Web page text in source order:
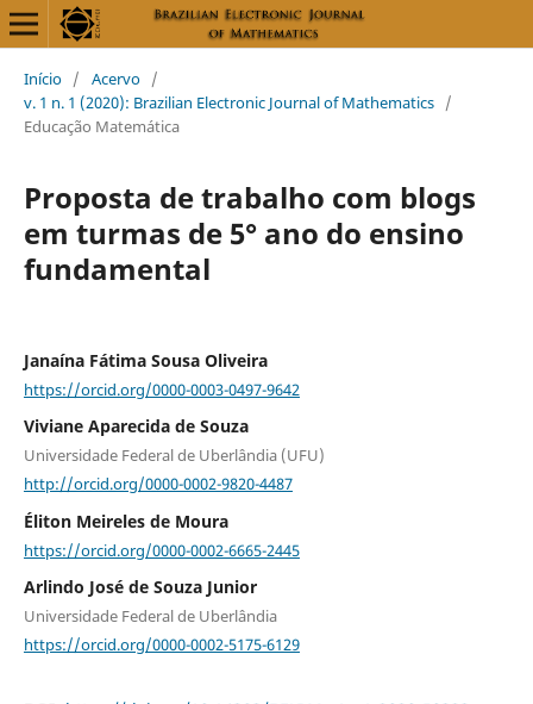
Início / Acervo /
v. 1 n. 1 (2020): Brazilian Electronic Journal of Mathematics /
Educação Matemática
Proposta de trabalho com blogs
em turmas de 5° ano do ensino
fundamental
Janaína Fátima Sousa Oliveira
https://orcid.org/0000-0003-0497-9642
Viviane Aparecida de Souza
Universidade Federal de Uberlândia (UFU)
http://orcid.org/0000-0002-9820-4487
Éliton Meireles de Moura
https://orcid.org/0000-0002-6665-2445
Arlindo José de Souza Junior
Universidade Federal de Uberlândia
https://orcid.org/0000-0002-5175-6129